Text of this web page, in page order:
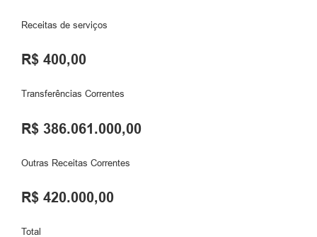
Receitas de serviços
R$ 400,00
Transferências Correntes
R$ 386.061.000,00
Outras Receitas Correntes
R$ 420.000,00
Total